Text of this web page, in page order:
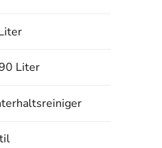
Liter